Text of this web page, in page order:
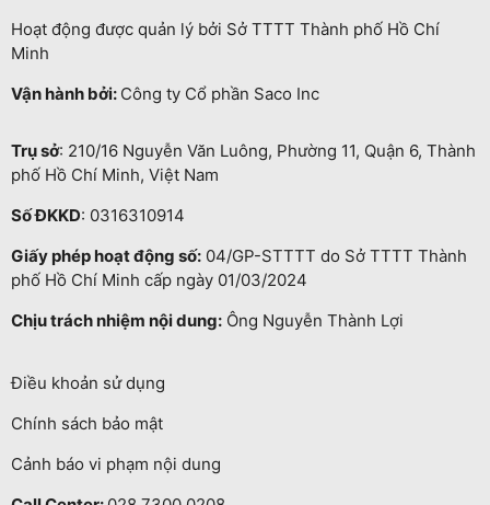
Hoạt động được quản lý bởi Sở TTTT Thành phố Hồ Chí
Minh
Vận hành bởi: Công ty Cổ phần Saco Inc
Trụ sở: 210/16 Nguyễn Văn Luông, Phường 11, Quận 6, Thành
phố Hồ Chí Minh, Việt Nam
Số ĐKKD: 0316310914
Giấy phép hoạt động số: 04/GP-STTTT do Sở TTTT Thành
phố Hồ Chí Minh cấp ngày 01/03/2024
Chịu trách nhiệm nội dung: Ông Nguyễn Thành Lợi
Điều khoản sử dụng
Chính sách bảo mật
Cảnh báo vi phạm nội dung